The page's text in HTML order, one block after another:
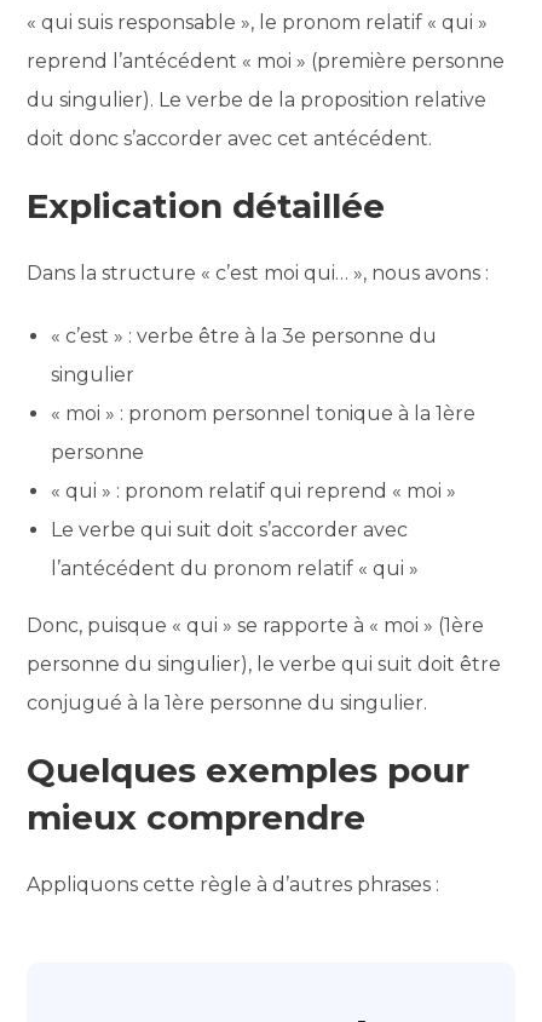
« qui suis responsable », le pronom relatif « qui »
reprend l’antécédent « moi » (première personne
du singulier). Le verbe de la proposition relative
doit donc s’accorder avec cet antécédent.
Explication détaillée
Dans la structure « c’est moi qui… », nous avons :
« c’est » : verbe être à la 3e personne du
singulier
« moi » : pronom personnel tonique à la 1ère
personne
« qui » : pronom relatif qui reprend « moi »
Le verbe qui suit doit s’accorder avec
l’antécédent du pronom relatif « qui »
Donc, puisque « qui » se rapporte à « moi » (1ère
personne du singulier), le verbe qui suit doit être
conjugué à la 1ère personne du singulier.
Quelques exemples pour
mieux comprendre
Appliquons cette règle à d’autres phrases :